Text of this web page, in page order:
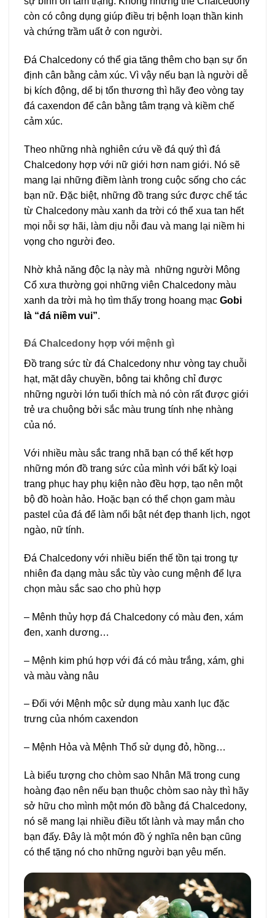
còn có công dụng giúp điều trị bệnh loạn thần kinh
và chứng trầm uất ở con người.
Đá Chalcedony có thể gia tăng thêm cho bạn sự ổn
định cân bằng cảm xúc. Vì vậy nếu bạn là người dễ
bị kích động, dể bị tổn thương thì hãy đeo vòng tay
đá caxendon để cân bằng tâm trạng và kiềm chế
cảm xúc.
Theo những nhà nghiên cứu về đá quý thì đá
Chalcedony hợp với nữ giới hơn nam giới. Nó sẽ
mang lại những điềm lành trong cuộc sống cho các
bạn nữ. Đặc biệt, những đồ trang sức được chế tác
từ Chalcedony màu xanh da trời có thể xua tan hết
mọi nỗi sợ hãi, làm dịu nỗi đau và mang lại niềm hi
vọng cho người đeo.
Nhờ khả năng độc lạ này mà những người Mông
Cổ xưa thường gọi những viên Chalcedony màu
xanh da trời mà họ tìm thấy trong hoang mạc Gobi
là “đá niềm vui”.
Đá Chalcedony hợp với mệnh gì
Đồ trang sức từ đá Chalcedony như vòng tay chuỗi
hạt, mặt dây chuyền, bông tai không chỉ được
những người lớn tuổi thích mà nó còn rất được giới
trẻ ưa chuộng bởi sắc màu trung tính nhẹ nhàng
của nó.
Với nhiều màu sắc trang nhã bạn có thể kết hợp
những món đồ trang sức của mình với bất kỳ loại
trang phục hay phụ kiện nào đều hợp, tạo nên một
bộ đồ hoàn hảo. Hoặc bạn có thể chọn gam màu
pastel của đá để làm nổi bật nét đẹp thanh lịch, ngọt
ngào, nữ tính.​
Đá Chalcedony với nhiều biến thế tồn tại trong tự
nhiên đa dạng màu sắc tùy vào cung mệnh để lựa
chọn màu sắc sao cho phù hợp
– Mênh thủy hợp đá Chalcedony có màu đen, xám
đen, xanh dương…
– Mệnh kim phú hợp với đá có màu trắng, xám, ghi
và màu vàng nâu
– Đối với Mệnh mộc sử dụng màu xanh lục đặc
trưng của nhóm caxendon
– Mệnh Hỏa và Mệnh Thổ sử dụng đỏ, hồng…
Là biểu tượng cho chòm sao Nhân Mã trong cung
hoàng đạo nên nếu bạn thuộc chòm sao này thì hãy
sở hữu cho mình một món đồ bằng đá Chalcedony,
nó sẽ mang lại nhiều điều tốt lành và may mắn cho
bạn đấy. Đây là một món đồ ý nghĩa nên bạn cũng
có thể tặng nó cho những người bạn yêu mến.